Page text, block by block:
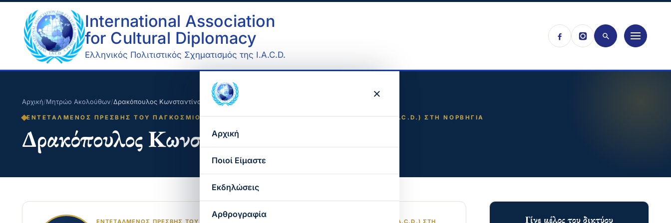
International Association
for Cultural Diplomacy
Ελληνικός Πολιτιστικός Σχηματισμός της I.A.C.D.
×
Αρχική
Ποιοί Είμαστε
Ο σκοπός μας
Εκδηλώσεις
Αρθρογραφία
Αρχική/Μητρώο Ακολούθων/Δρακόπουλος Κωνσταντίνος
ΕΝΤΕΤΑΛΜΈΝΟΣ ΠΡΈΣΒΗΣ ΤΟΥ ΠΑΓΚΌΣΜΙΟΥ ΟΡΓΑΝΙΣΜΟΎ ΠΟΛΙΤΙΣΤΙΚΉΣ ΔΙΠΛΩΜΑΤΊΑΣ (I.A.C.D.) ΣΤΗ ΝΟΡΒΗΓΊΑ
Δρακόπουλος Κωνσταντίνος
Γίνε μέλος του δικτύου